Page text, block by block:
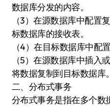
数据库分发的内容。
（3）在源数据库中配置
标数据库的接收表。
（4）在目标数据库中配
（5）在源数据库中插入
将数据复制到目标数据库。
二、分布式事务
分布式事务是指在多个数